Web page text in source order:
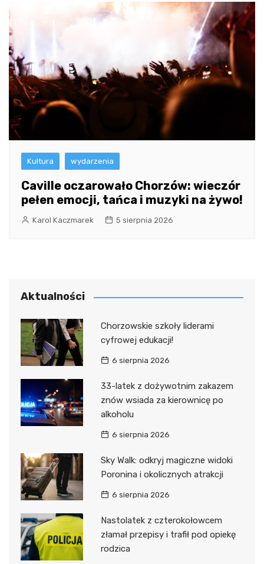
Kultura wydarzenia
Caville oczarowało Chorzów: wieczór
pełen emocji, tańca i muzyki na żywo!
Karol Kaczmarek 5 sierpnia 2026
Aktualności
Chorzowskie szkoły liderami
cyfrowej edukacji!
6 sierpnia 2026
33-latek z dożywotnim zakazem
znów wsiada za kierownicę po
alkoholu
6 sierpnia 2026
Sky Walk: odkryj magiczne widoki
Poronina i okolicznych atrakcji
6 sierpnia 2026
Nastolatek z czterokołowcem
złamał przepisy i trafił pod opiekę
rodzica